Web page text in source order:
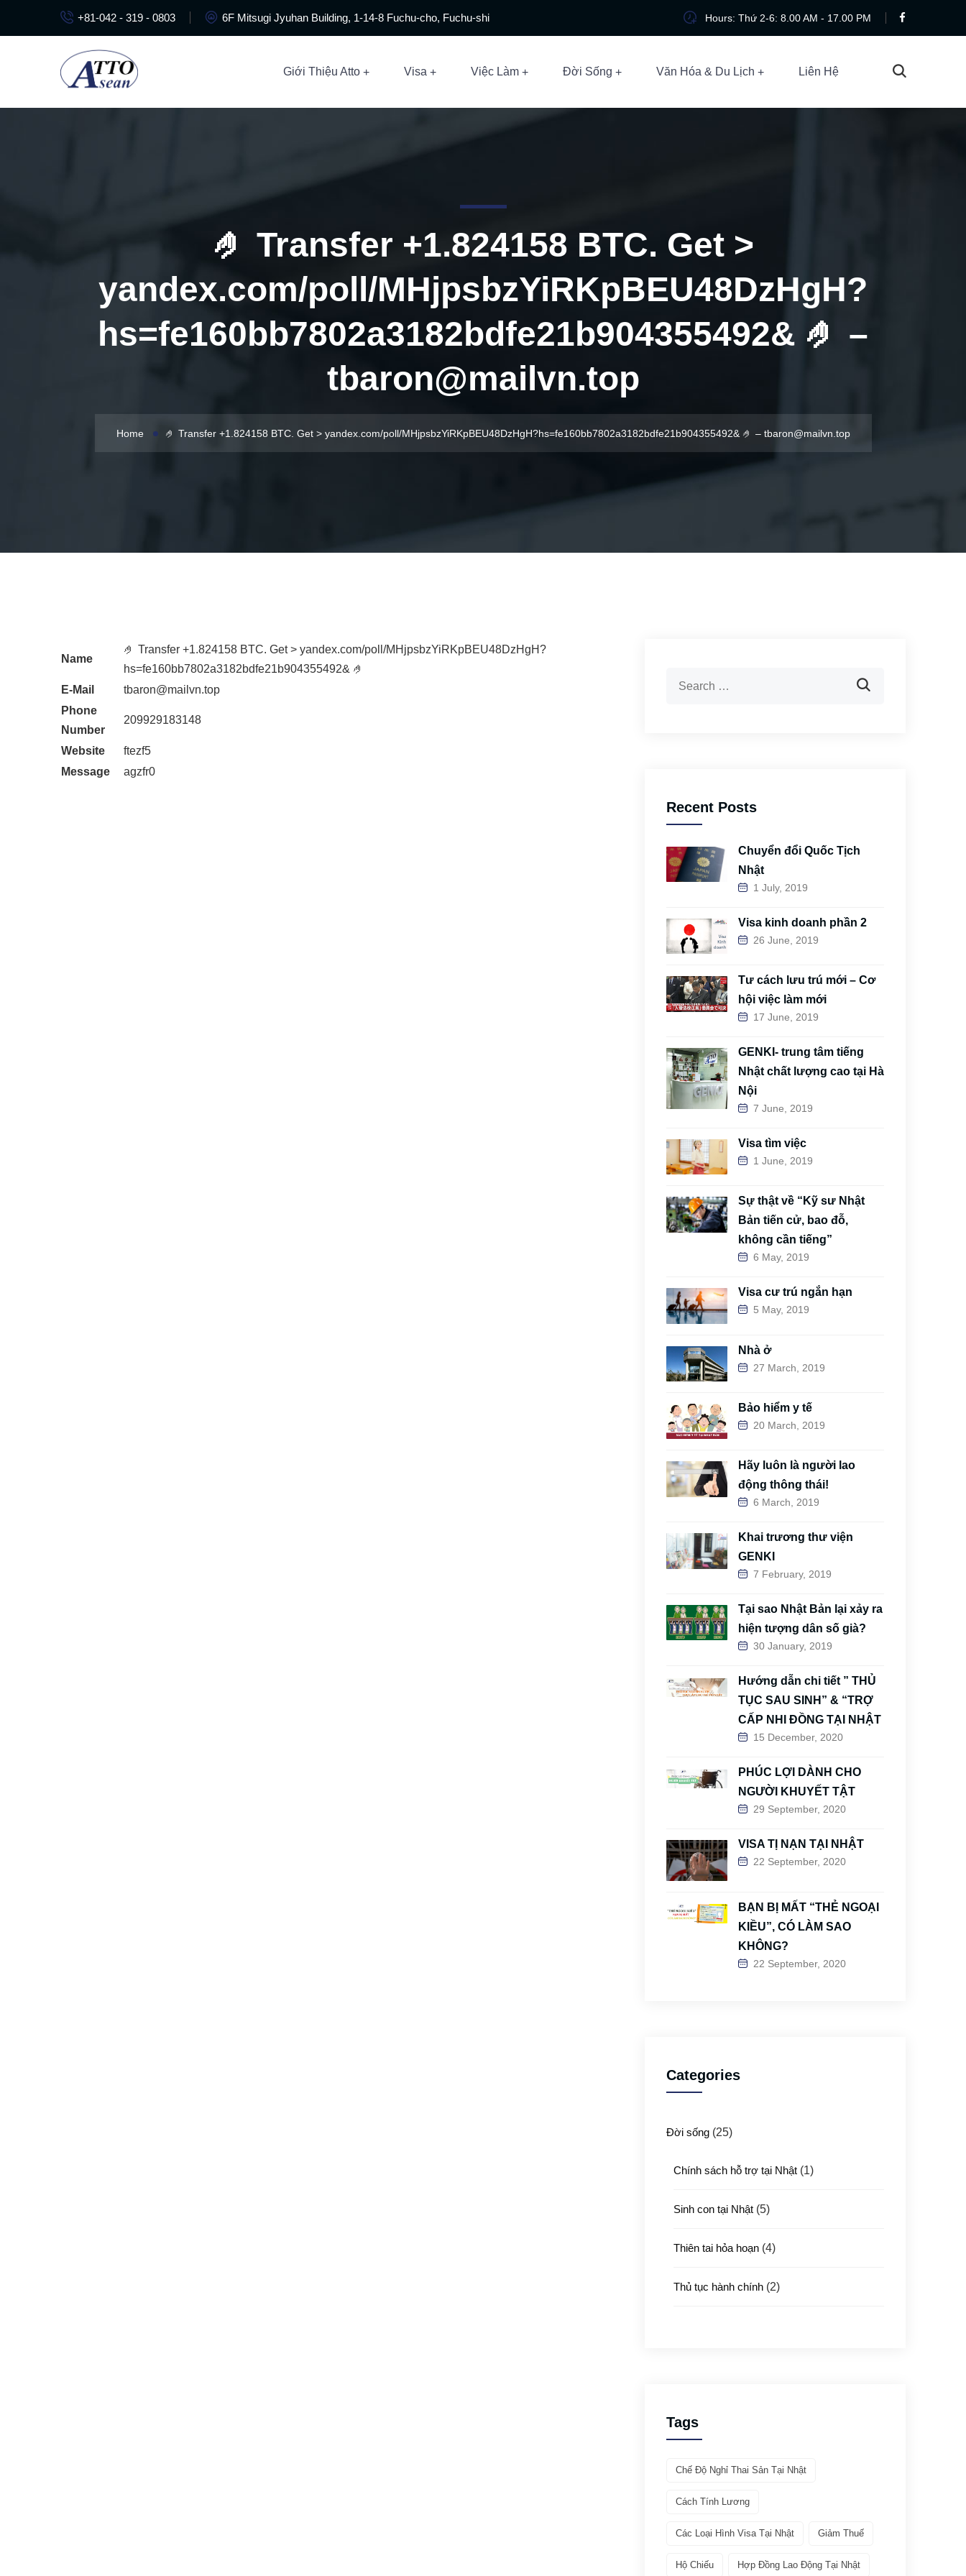
+81-042 - 319 - 0803 6F Mitsugi Jyuhan Building, 1-14-8 Fuchu-cho, Fuchu-shi Hours: Thứ 2-6: 8.00 AM - 17.00 PM
Giới Thiệu Atto Visa Việc Làm Đời Sống Văn Hóa & Du Lịch Liên Hệ
🤌 Transfer +1.824158 BTC. Get >
yandex.com/poll/MHjpsbzYiRKpBEU48DzHgH?
hs=fe160bb7802a3182bdfe21b904355492& 🤌 –
tbaron@mailvn.top
Home 🤌 Transfer +1.824158 BTC. Get > yandex.com/poll/MHjpsbzYiRKpBEU48DzHgH?hs=fe160bb7802a3182bdfe21b904355492& 🤌 – tbaron@mailvn.top
Name
🤌 Transfer +1.824158 BTC. Get > yandex.com/poll/MHjpsbzYiRKpBEU48DzHgH?
hs=fe160bb7802a3182bdfe21b904355492& 🤌
E-Mail
tbaron@mailvn.top
Phone
Number
209929183148
Website
ftezf5
Message
agzfr0
Recent Posts
Chuyển đổi Quốc Tịch
Nhật
1 July, 2019
Visa kinh doanh phần 2
26 June, 2019
Tư cách lưu trú mới – Cơ
hội việc làm mới
17 June, 2019
GENKI- trung tâm tiếng
Nhật chất lượng cao tại Hà
Nội
7 June, 2019
Visa tìm việc
1 June, 2019
Sự thật về “Kỹ sư Nhật
Bản tiến cử, bao đỗ,
không cần tiếng”
6 May, 2019
Visa cư trú ngắn hạn
5 May, 2019
Nhà ở
27 March, 2019
Bảo hiểm y tế
20 March, 2019
Hãy luôn là người lao
động thông thái!
6 March, 2019
Khai trương thư viện
GENKI
7 February, 2019
Tại sao Nhật Bản lại xảy ra
hiện tượng dân số già?
30 January, 2019
Hướng dẫn chi tiết ” THỦ
TỤC SAU SINH” & “TRỢ
CẤP NHI ĐỒNG TẠI NHẬT
15 December, 2020
PHÚC LỢI DÀNH CHO
NGƯỜI KHUYẾT TẬT
29 September, 2020
VISA TỊ NẠN TẠI NHẬT
22 September, 2020
BẠN BỊ MẤT “THẺ NGOẠI
KIỀU”, CÓ LÀM SAO
KHÔNG?
22 September, 2020
Categories
Đời sống (25)
Chính sách hỗ trợ tại Nhật (1)
Sinh con tại Nhật (5)
Thiên tai hỏa hoạn (4)
Thủ tục hành chính (2)
Văn hóa & Du lịch
(19)
Tags
Chế Độ Nghỉ Thai Sản Tại Nhật
Cách Tính Lương
Các Loại Hình Visa Tại Nhật Giảm Thuế
Hộ Chiếu Hợp Đồng Lao Động Tại Nhật